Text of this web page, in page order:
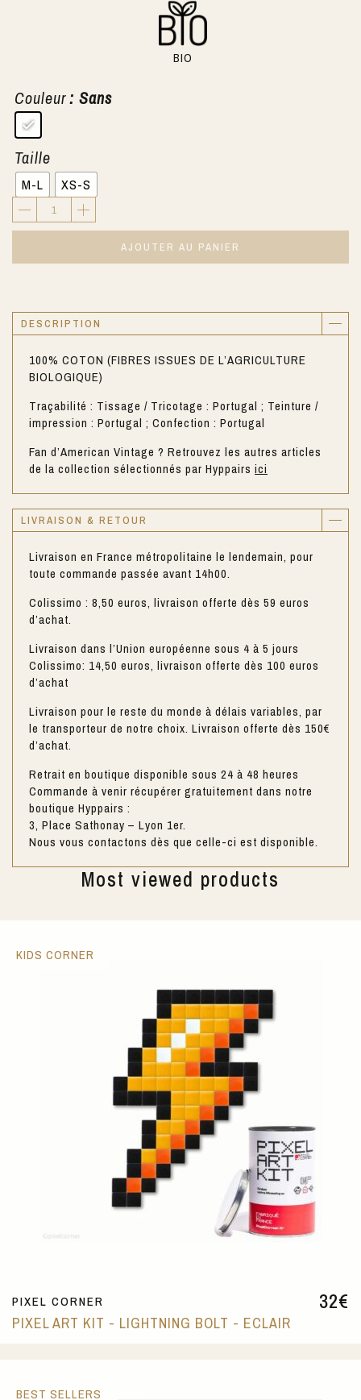
BIO
Couleur: Sans
Taille
M-L XS-S
AJOUTER AU PANIER
DESCRIPTION
100% COTON (FIBRES ISSUES DE L’AGRICULTURE
BIOLOGIQUE)
Traçabilité : Tissage / Tricotage : Portugal ; Teinture /
impression : Portugal ; Confection : Portugal
Fan d’American Vintage ? Retrouvez les autres articles
de la collection sélectionnés par Hyppairs ici
LIVRAISON & RETOUR
Livraison en France métropolitaine le lendemain, pour
toute commande passée avant 14h00.
Colissimo : 8,50 euros, livraison offerte dès 59 euros
d’achat.
Livraison dans l’Union européenne sous 4 à 5 jours
Colissimo: 14,50 euros, livraison offerte dès 100 euros
d’achat
Livraison pour le reste du monde à délais variables, par
le transporteur de notre choix. Livraison offerte dès 150€
d’achat.
Retrait en boutique disponible sous 24 à 48 heures
Commande à venir récupérer gratuitement dans notre
boutique Hyppairs :
3, Place Sathonay – Lyon 1er.
Nous vous contactons dès que celle-ci est disponible.
Most viewed products
32€
PIXEL CORNER
PIXEL ART KIT - LIGHTNING BOLT - ECLAIR
KIDS CORNER
BEST SELLERS